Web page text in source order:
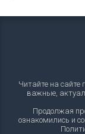
Читайте на сайте
важные,
Продолжая
ознакомились и